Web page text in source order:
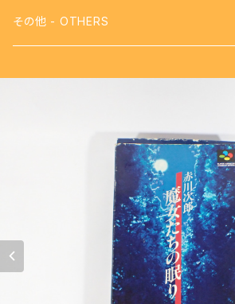
【FDS】ディスクシステム - DISK SYSTEM
【GB】ゲームボーイ - GAME BOY
【PS】プレイステーション - PLAY STATION
【NG】ネオジオ - NEOGEO
攻略本
その他 - OTHERS